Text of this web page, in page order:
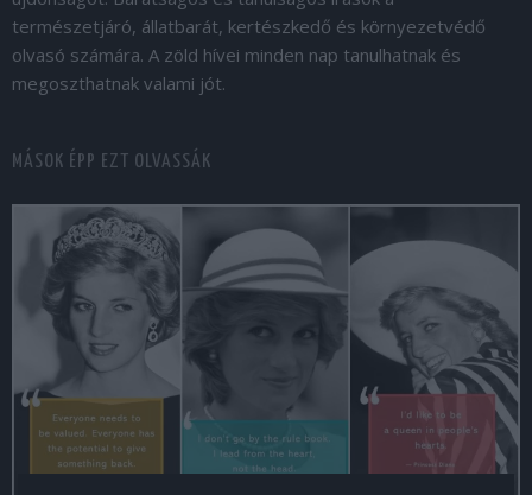
természetjáró, állatbarát, kertészkedő és környezetvédő
olvasó számára. A zöld hívei minden nap tanulhatnak és
megoszthatnak valami jót.
MÁSOK ÉPP EZT OLVASSÁK